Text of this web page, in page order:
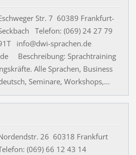
Str. 7 60389 Frankfurt-
Telefon: (069) 24 27 79
info@dwi-sprachen.de
Beschreibung: Sprachtraining
Alle Sprachen, Business
Seminare, Workshops,...
26 60318 Frankfurt
(069) 66 12 43 14